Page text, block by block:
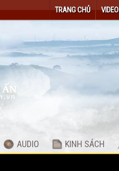
TRANG CHỦ VIDEO
AUDIO KINH SÁCH